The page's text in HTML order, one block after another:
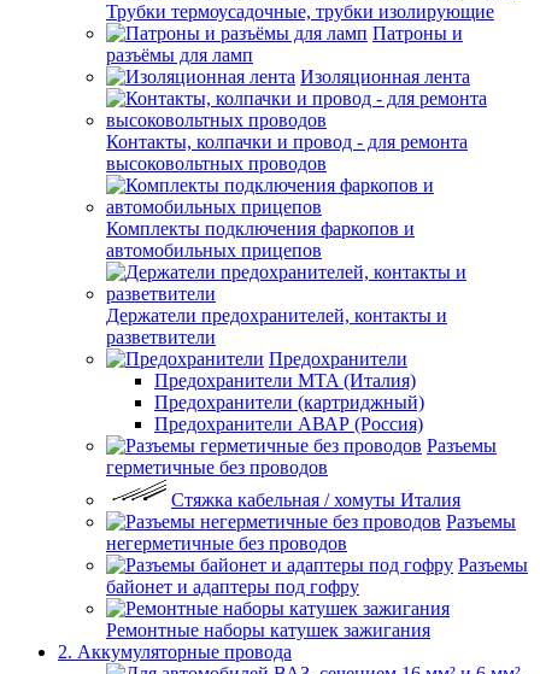
Трубки термоусадочные, трубки изолирующие
Патроны и
разъёмы для ламп
Изоляционная лента
Контакты, колпачки и провод - для ремонта
высоковольтных проводов
Комплекты подключения фаркопов и
автомобильных прицепов
Держатели предохранителей, контакты и
разветвители
Предохранители
Предохранители MTA (Италия)
Предохранители (картриджный)
Предохранители АВАР (Россия)
Разъемы
герметичные без проводов
Стяжка кабельная / хомуты Италия
Разъемы
негерметичные без проводов
Разъемы
байонет и адаптеры под гофру
Ремонтные наборы катушек зажигания
2. Аккумуляторные провода